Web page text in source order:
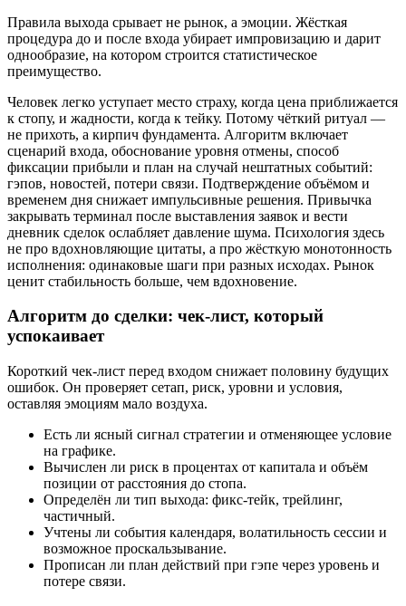
Правила выхода срывает не рынок, а эмоции. Жёсткая
процедура до и после входа убирает импровизацию и дарит
однообразие, на котором строится статистическое
преимущество.
Человек легко уступает место страху, когда цена приближается
к стопу, и жадности, когда к тейку. Потому чёткий ритуал —
не прихоть, а кирпич фундамента. Алгоритм включает
сценарий входа, обоснование уровня отмены, способ
фиксации прибыли и план на случай нештатных событий:
гэпов, новостей, потери связи. Подтверждение объёмом и
временем дня снижает импульсивные решения. Привычка
закрывать терминал после выставления заявок и вести
дневник сделок ослабляет давление шума. Психология здесь
не про вдохновляющие цитаты, а про жёсткую монотонность
исполнения: одинаковые шаги при разных исходах. Рынок
ценит стабильность больше, чем вдохновение.
Алгоритм до сделки: чек‑лист, который
успокаивает
Короткий чек‑лист перед входом снижает половину будущих
ошибок. Он проверяет сетап, риск, уровни и условия,
оставляя эмоциям мало воздуха.
Есть ли ясный сигнал стратегии и отменяющее условие
на графике.
Вычислен ли риск в процентах от капитала и объём
позиции от расстояния до стопа.
Определён ли тип выхода: фикс‑тейк, трейлинг,
частичный.
Учтены ли события календаря, волатильность сессии и
возможное проскальзывание.
Прописан ли план действий при гэпе через уровень и
потере связи.